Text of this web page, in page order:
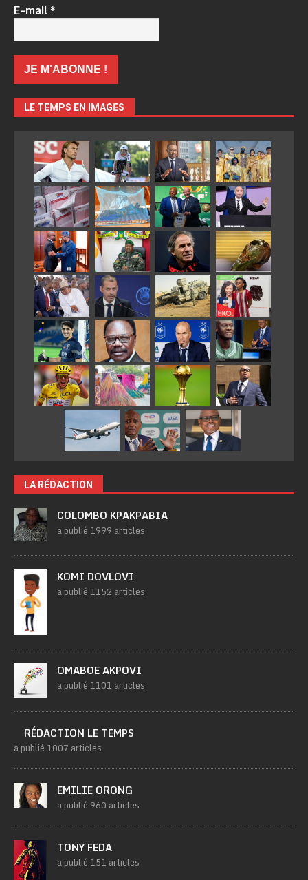
E-mail*
LE TEMPS EN IMAGES
LA RÉDACTION
COLOMBO KPAKPABIA
a publié 1999 articles
KOMI DOVLOVI
a publié 1152 articles
OMABOE AKPOVI
a publié 1101 articles
RÉDACTION LE TEMPS
a publié 1007 articles
EMILIE ORONG
a publié 960 articles
TONY FEDA
a publié 151 articles